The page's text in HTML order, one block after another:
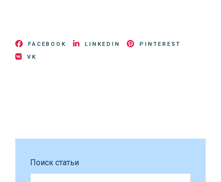
FACEBOOK LINKEDIN
PINTEREST
VK
Поиск статьи